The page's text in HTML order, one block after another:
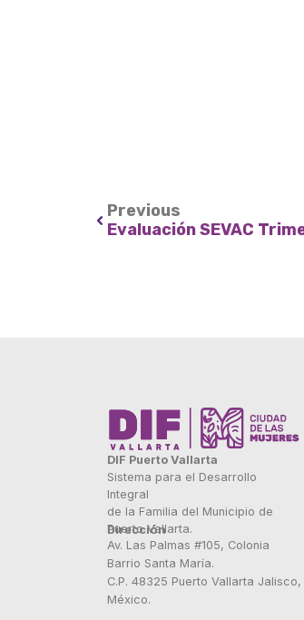
Previous
Evaluación SEVAC
DIF Puerto Vallarta
Sistema para el Desarrollo
Integral
de la Familia del Municipio de
Puerto Vallarta.
Dirección
Av. Las Palmas #105, Colonia
Barrio Santa María.
C.P. 48325 Puerto Vallarta Jalisco,
México.